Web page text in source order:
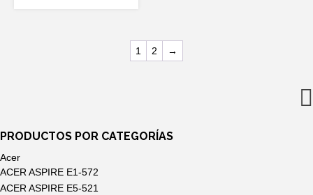
6,99€.
1 2 →
PRODUCTOS POR CATEGORÍAS
Acer
ACER ASPIRE E1-572
ACER ASPIRE E5-521